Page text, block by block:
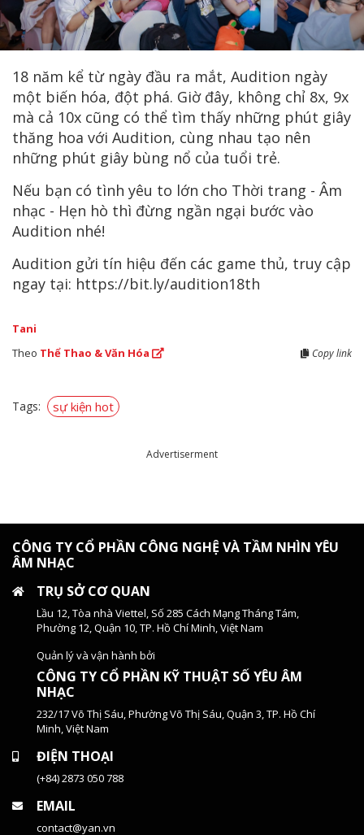
18 năm kể từ ngày đầu ra mắt, Audition ngày
một biến hóa, đột phá. Giờ đây, không chỉ 8x, 9x
mà cả 10x cũng có thể tìm thấy những phút giây
thăng hoa với Audition, cùng nhau tạo nên
những phút giây bùng nổ của tuổi trẻ.
Nếu bạn có tình yêu to lớn cho Thời trang - Âm
nhạc - Hẹn hò thì đừng ngần ngại bước vào
Audition nhé!
Audition gửi tín hiệu đến các game thủ, truy cập
ngay tại: https://bit.ly/audition18th
Tani
Theo Thể Thao & Văn Hóa Copy link
Tags: sự kiện hot
Advertiserment
CÔNG TY CỔ PHẦN CÔNG NGHỆ VÀ TẦM NHÌN YÊU
ÂM NHẠC
TRỤ SỞ CƠ QUAN
Lầu 12, Tòa nhà Viettel, Số 285 Cách Mạng Tháng Tám,
Phường 12, Quận 10, TP. Hồ Chí Minh, Việt Nam
Quản lý và vận hành bởi
CÔNG TY CỔ PHẦN KỸ THUẬT SỐ YÊU ÂM
NHẠC
232/17 Võ Thị Sáu, Phường Võ Thị Sáu, Quận 3, TP. Hồ Chí
Minh, Việt Nam
ĐIỆN THOẠI
(+84) 2873 050 788
EMAIL
contact@yan.vn